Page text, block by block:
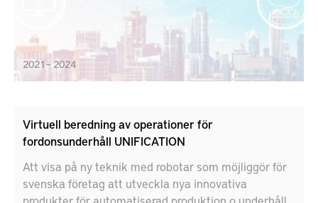
2021 – 2024
Virtuell beredning av operationer för
fordonsunderhåll UNIFICATION
Att visa på ny teknik med robotar som möjliggör för
svenska företag att utveckla nya innovativa